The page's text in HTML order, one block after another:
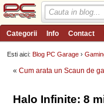
Categorii Info Contact
Review-uri Wishlist PC
Esti aici:Blog PC Garage ›
«Cum arata un Scaun de
Halo Infinite: 8